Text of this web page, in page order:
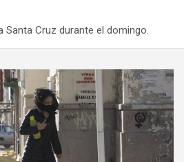
Cruz durante el domingo.